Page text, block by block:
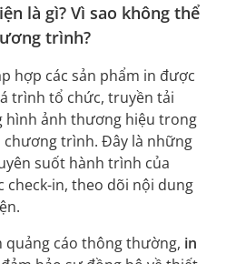
là gì? Vì sao không thể
trình?
hợp các sản phẩm in được
trình tổ chức, truyền tải
hình ảnh thương hiệu trong
trình. Đây là những
suốt hành trình của
check-in, theo dõi nội dung
quảng cáo thông thường, in